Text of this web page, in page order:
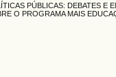
PÚBLICAS: DEBATES E
O PROGRAMA MAIS